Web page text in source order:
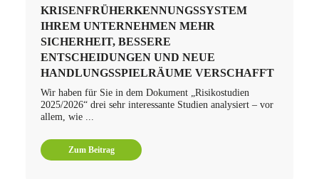
KRISENFRÜHERKENNUNGSSYSTEM
IHREM UNTERNEHMEN MEHR
SICHERHEIT, BESSERE
ENTSCHEIDUNGEN UND NEUE
HANDLUNGSSPIELRÄUME VERSCHAFFT
Wir haben für Sie in dem Dokument „Risikostudien
2025/2026“ drei sehr interessante Studien analysiert – vor
allem, wie ...
Zum Beitrag